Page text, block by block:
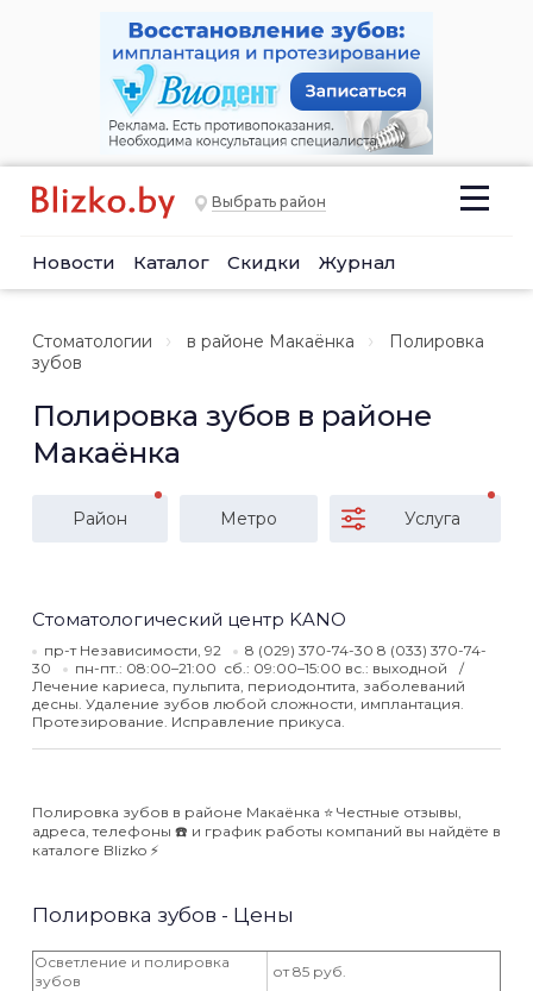
Выбрать район
Новости Каталог Скидки Журнал
Стоматологии в районе Макаёнка
Полировка
зубов
Полировка зубов в районе
Макаёнка
Район Метро Услуга
Стоматологический центр KANO
пр-т Независимости, 92
8 (029) 370-74-30 8 (033) 370-74-
30
пн-пт.: 08:00–21:00 сб.: 09:00–15:00 вс.: выходной
Лечение кариеса, пульпита, периодонтита, заболеваний
десны. Удаление зубов любой сложности, имплантация.
Протезирование. Исправление прикуса.
Полировка зубов в районе Макаёнка ⭐️ Честные отзывы,
адреса, телефоны ☎️ и график работы компаний вы найдёте в
каталоге Blizko ⚡️
Полировка зубов - Цены
Осветление и полировка
зубов
от 85 руб.